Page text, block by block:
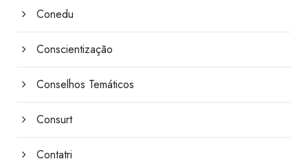
Conedu
Conscientização
Conselhos Temáticos
Consurt
Contatri